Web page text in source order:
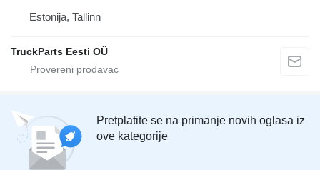
Estonija, Tallinn
TruckParts Eesti OÜ
Pretplatite se na primanje novih oglasa iz
ove kategorije